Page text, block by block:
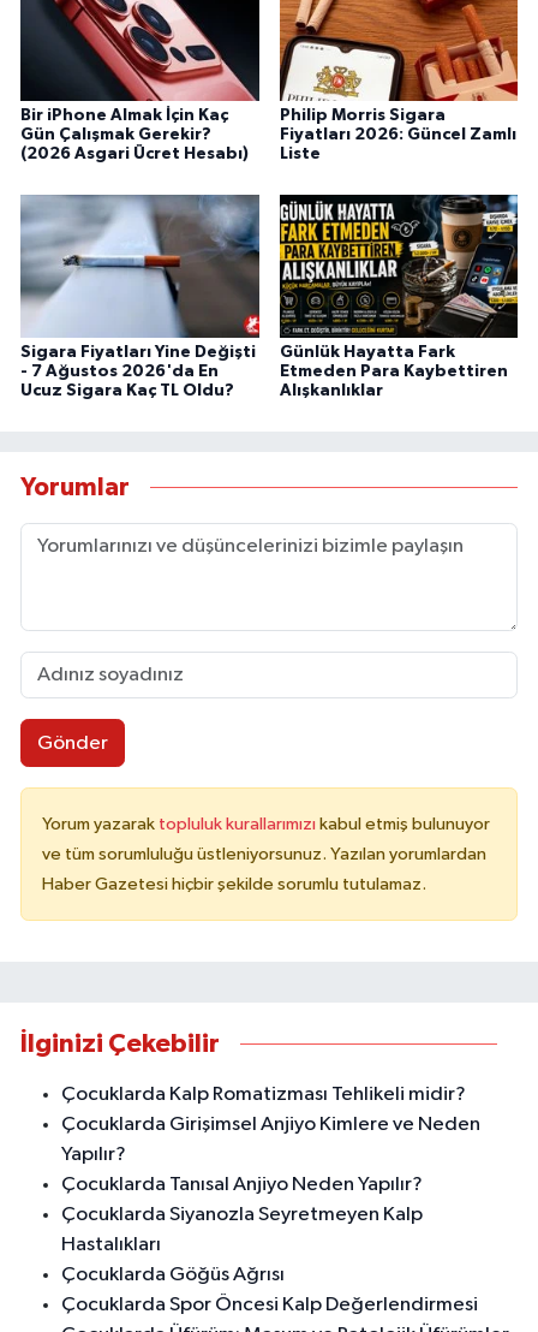
Bir iPhone Almak İçin Kaç
Gün Çalışmak Gerekir?
(2026 Asgari Ücret Hesabı)
Philip Morris Sigara
Fiyatları 2026: Güncel Zamlı
Liste
Sigara Fiyatları Yine Değişti
- 7 Ağustos 2026'da En
Ucuz Sigara Kaç TL Oldu?
Günlük Hayatta Fark
Etmeden Para Kaybettiren
Alışkanlıklar
Yorumlar
Gönder
Yorum yazarak topluluk kurallarımızı kabul etmiş bulunuyor
ve tüm sorumluluğu üstleniyorsunuz. Yazılan yorumlardan
Haber Gazetesi hiçbir şekilde sorumlu tutulamaz.
İlginizi Çekebilir
Çocuklarda Kalp Romatizması Tehlikeli midir?
Çocuklarda Girişimsel Anjiyo Kimlere ve Neden
Yapılır?
Çocuklarda Tanısal Anjiyo Neden Yapılır?
Çocuklarda Siyanozla Seyretmeyen Kalp
Hastalıkları
Çocuklarda Göğüs Ağrısı
Çocuklarda Spor Öncesi Kalp Değerlendirmesi